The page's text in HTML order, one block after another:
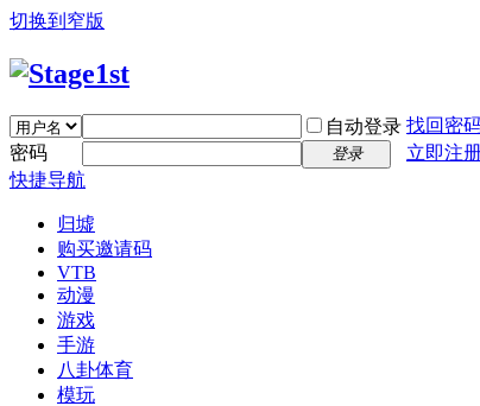
切换到窄版
自动登录 找回密
密码
登录
立即注
快捷导航
归墟
购买邀请码
VTB
动漫
游戏
手游
八卦体育
模玩